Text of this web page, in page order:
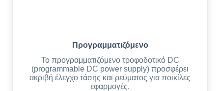
Προγραμματιζόμενο
Το προγραμματιζόμενο τροφοδοτικό DC
(programmable DC power supply) προσφέρει
ακριβή έλεγχο τάσης και ρεύματος για ποικίλες
εφαρμογές.